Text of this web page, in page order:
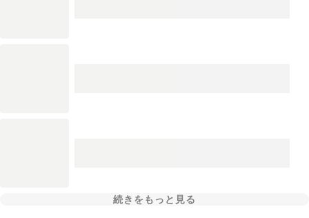
続きをもっと見る